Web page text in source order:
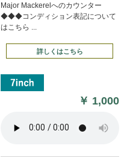
Major Mackerelへのカウンター
◆◆◆コンディション表記について
はこちら ...
詳しくはこちら
￥ 1,000